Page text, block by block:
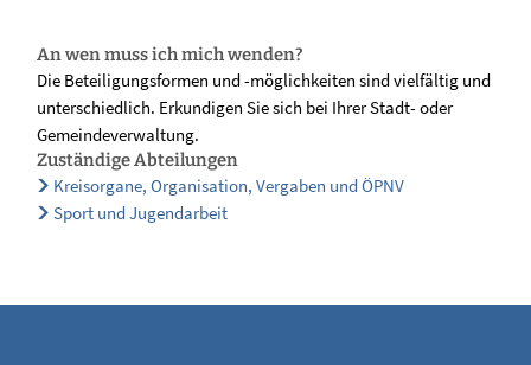
An wen muss ich mich wenden?
Die Beteiligungsformen und -möglichkeiten sind vielfältig und
unterschiedlich. Erkundigen Sie sich bei Ihrer Stadt- oder
Gemeindeverwaltung.
Zuständige Abteilungen
Kreisorgane, Organisation, Vergaben und ÖPNV
Sport und Jugendarbeit